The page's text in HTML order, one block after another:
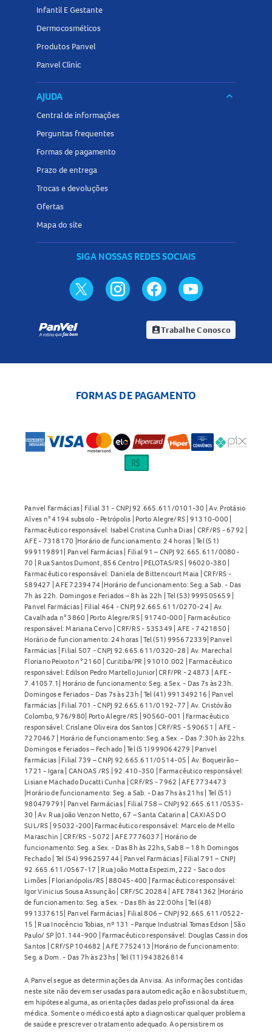
Infantil E Gestante
Dermocosméticos
Produtos Panvel
Panvel Clinic
AJUDA keyboard_arrow_down
Central de informações
Perguntas frequentes
Formas de pagamento
Prazo de entrega
Trocas e devoluções
Ofertas
Mapa do site
SIGA NOSSAS REDES SOCIAIS
assignment_indTrabalhe Conosco
FORMAS DE PAGAMENTO
Panvel Farmácias | Filial 31 - CNPJ 92.665.611/0101-30 | Av. Protásio
Alves n° 4194 subsolo - Petrópolis | Porto Alegre/RS | 91310-000 |
Farmacêutico responsável: Isabel Cristina Cunha Dias | CRF/RS - 6792 |
AFE - 7318170 |Horário de funcionamento: 24 horas | Tel (51)
999119891| Panvel Farmácias | Filial 91 – CNPJ 92.665.611/0080-
70 | Rua Santos Dumont, 856 Centro | PELOTAS/RS | 96020-380 |
Farmacêutico responsável: Daniela de Bittencourt Maia | CRF/RS -
589427 | AFE 7239474 |Horário de funcionamento: Seg. a Sab. - Das
7h às 22h. Domingos e Feriados – 8h às 22h | Tel (53) 999505659 |
Panvel Farmácias | Filial 464 - CNPJ 92.665.611/0270-24 | Av.
Cavalhada n° 3860 | Porto Alegre/RS | 91740-000 | Farmacêutico
responsável: Mariana Cervo | CRF/RS - 535349 | AFE - 7421850 |
Horário de funcionamento: 24 horas | Tel (51) 995672339| Panvel
Farmácias | Filial 507 - CNPJ 92.665.611/0320-28 | Av. Marechal
Floriano Peixoto n° 2160 | Curitiba/PR | 91010.002 | Farmacêutico
responsável: Edilson Pedro Martello Junior| CRF/PR - 24873 | AFE -
7.41057.1| Horário de funcionamento: Seg. a Sex. - Das 7s às 23h.
Domingos e Feriados - Das 7s às 23h | Tel (41) 991349216 | Panvel
Farmácias | Filial 701 - CNPJ 92.665.611/0192-77 | Av. Cristóvão
Colombo, 976/980| Porto Alegre/RS | 90560-001 | Farmacêutico
responsável: Crislane Oliveira dos Santos | CRF/RS - 590651 | AFE -
7270467 | Horário de funcionamento: Seg. a Sex. - Das 7:30h às 22hs.
Domingos e Feriados – Fechado | Tel (51) 999064279 | Panvel
Farmácias | Filial 739 – CNPJ 92.665.611/0514-05 | Av. Boqueirão –
1721 - Igara | CANOAS /RS | 92.410-350 | Farmacêutico responsável:
Lisiane Machado Ducatti Cunha | CRF/RS - 7962 | AFE 7734473
|Horário de funcionamento: Seg. a Sab. - Das 7hs às 21hs | Tel (51)
980479791| Panvel Farmácias | Filial 758 – CNPJ 92.665.611/0535-
30 | Av. Rua João Venzon Netto, 67 – Santa Catarina | CAXIAS DO
SUL/RS | 95032-200| Farmacêutico responsável: Marcelo de Mello
Maraschin | CRF/RS - 5072 | AFE 7776037 | Horário de
funcionamento: Seg. a Sex. - Das 8h às 22hs, Sab 8 – 18 h Domingos
Fechado | Tel (54) 996259744 | Panvel Farmácias | Filial 791 – CNPJ
92.665.611/0567-17 | Rua João Motta Espezim, 222 - Saco dos
Limões | Florianópolis/RS | 88045-400 | Farmacêutico responsável:
Igor Vinicius Sousa Assunção | CRF/SC 20284 | AFE 7841362 |Horário
de funcionamento: Seg. a Sex. - Das 8h às 22:00hs | Tel (48)
991337615| Panvel Farmácias | Filial 806 – CNPJ 92.665.611/0522-
15 | Rua Inocêncio Tobias, nº 131 - Parque Industrial Tomas Edson | São
Paulo/ SP |01.144-900 | Farmacêutico responsável: Douglas Cassin dos
Santos | CRF/SP 104682 | AFE 7752413 |Horário de funcionamento:
Seg. a Dom. - Das 7h às 23hs | Tel (11) 943826814
A Panvel segue as determinações da Anvisa. As informações contidas
neste site não devem ser usadas para automedicação e não substituem,
em hipótese alguma, as orientações dadas pelo profissional da área
médica. Somente o médico está apto a diagnosticar qualquer problema
de saúde e prescrever o tratamento adequado. Ao persistirem os